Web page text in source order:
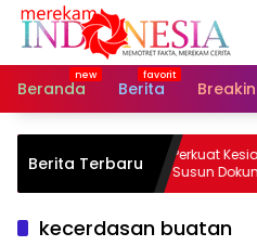
Langsung
Beranda
Berita
Berita Terbaru
Jadi
Perkuat
Susun Dokumen
Longsor 2026
kecerdasan buatan